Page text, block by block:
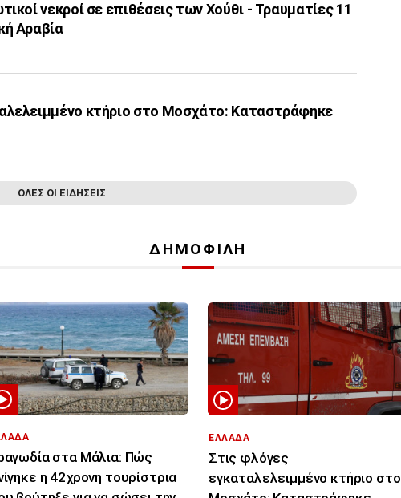
νεκροί σε επιθέσεις των Χούθι - Τραυματίες 11
Αραβία
κτήριο στο Μοσχάτο: Καταστράφηκε
ΟΛΕΣ ΟΙ ΕΙΔΗΣΕΙΣ
ΔΗΜΟΦΙΛΗ
στα Μάλια: Πώς
η 42χρονη τουρίστρια
ΕΛΛΑΔΑ
Στις φλόγες
εγκαταλελειμμένο κτήριο στο